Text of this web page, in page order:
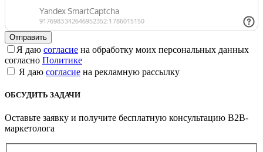
Я даю согласие на обработку моих персональных данных
согласно Политике
Я даю согласие на рекламную рассылку
ОБСУДИТЬ ЗАДАЧИ
Оставьте заявку и получите бесплатную консультацию B2B-
маркетолога